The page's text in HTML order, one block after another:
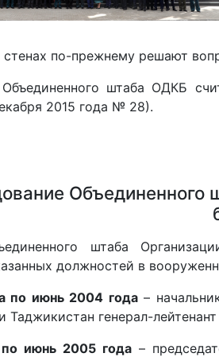
стенах по-прежнему решают
штаба ОДКБ
2015 года № 28).
Объединенного
штаба
должностей в
по июнь 2004 года–
Таджикистан генерал-лейтенант
июнь 2005 года –